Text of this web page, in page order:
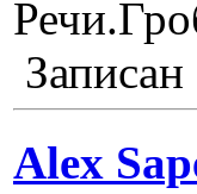
Записан
Alex